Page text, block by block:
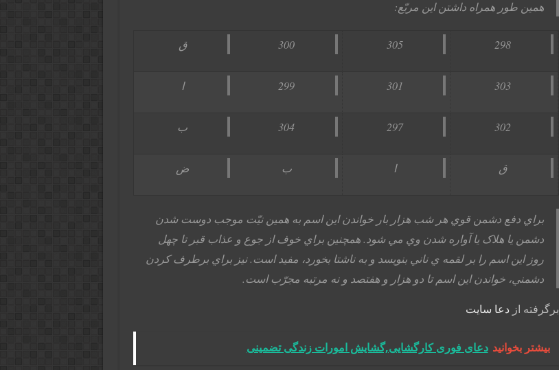
همين طور همراه داشتن اين مربّع:
298
305
300 ق
303
301
299 ا
302
297
304 ب
ق ا ب ض
براي دفع دشمن قوي هر شب هزار بار خواندن اين اسم به همين نيّت موجب دوست شدن
دشمن يا هلاک يا آواره شدن وي مي شود. همچنين براي خوف از جوع و عذاب قبر تا چهل
روز اين اسم را بر لقمه ي ناني بنويسد و به ناشتا بخورد، مفيد است. نيز براي برطرف کردن
دشمني، خواندن اين اسم تا دو هزار و هفتصد و نه مرتبه مجرّب است.
برگرفته ازدعا سایت
بیشتر بخوانید دعای فوری کارگشایی,گشایش امورات زندگی تضمینی